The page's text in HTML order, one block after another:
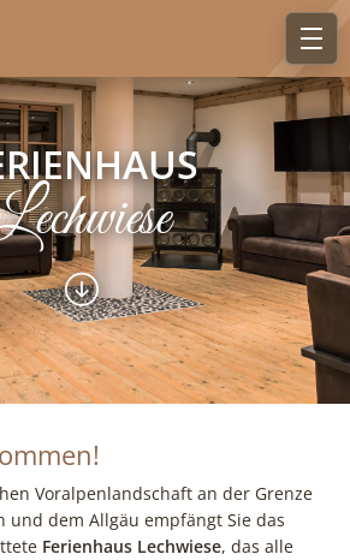
Voralpenlandschaft an der Grenze
und dem Allgäu empfängt Sie das
Ferienhaus Lechwiese, das alle